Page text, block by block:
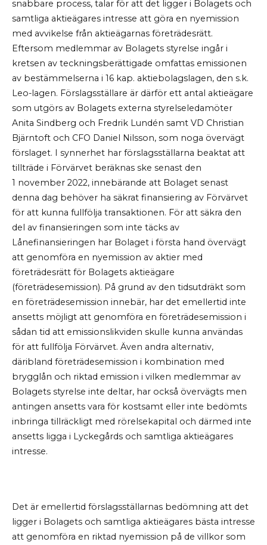
snabbare process, talar för att det ligger i Bolagets och
samtliga aktieägares intresse att göra en nyemission
med avvikelse från aktieägarnas företrädesrätt.
Eftersom medlemmar av Bolagets styrelse ingår i
kretsen av teckningsberättigade omfattas emissionen
av bestämmelserna i 16 kap. aktiebolagslagen, den s.k.
Leo-lagen. Förslagsställare är därför ett antal aktieägare
som utgörs av Bolagets externa styrelseledamöter
Anita Sindberg och Fredrik Lundén samt VD Christian
Bjärntoft och CFO Daniel Nilsson, som noga övervägt
förslaget. I synnerhet har förslagsställarna beaktat att
tillträde i Förvärvet beräknas ske senast den
1 november 2022, innebärande att Bolaget senast
denna dag behöver ha säkrat finansiering av Förvärvet
för att kunna fullfölja transaktionen. För att säkra den
del av finansieringen som inte täcks av
Lånefinansieringen har Bolaget i första hand övervägt
att genomföra en nyemission av aktier med
företrädesrätt för Bolagets aktieägare
(företrädesemission). På grund av den tidsutdräkt som
en företrädesemission innebär, har det emellertid inte
ansetts möjligt att genomföra en företrädesemission i
sådan tid att emissionslikviden skulle kunna användas
för att fullfölja Förvärvet. Även andra alternativ,
däribland företrädesemission i kombination med
brygglån och riktad emission i vilken medlemmar av
Bolagets styrelse inte deltar, har också övervägts men
antingen ansetts vara för kostsamt eller inte bedömts
inbringa tillräckligt med rörelsekapital och därmed inte
ansetts ligga i Lyckegårds och samtliga aktieägares
intresse.
Det är emellertid förslagsställarnas bedömning att det
ligger i Bolagets och samtliga aktieägares bästa intresse
att genomföra en riktad nyemission på de villkor som